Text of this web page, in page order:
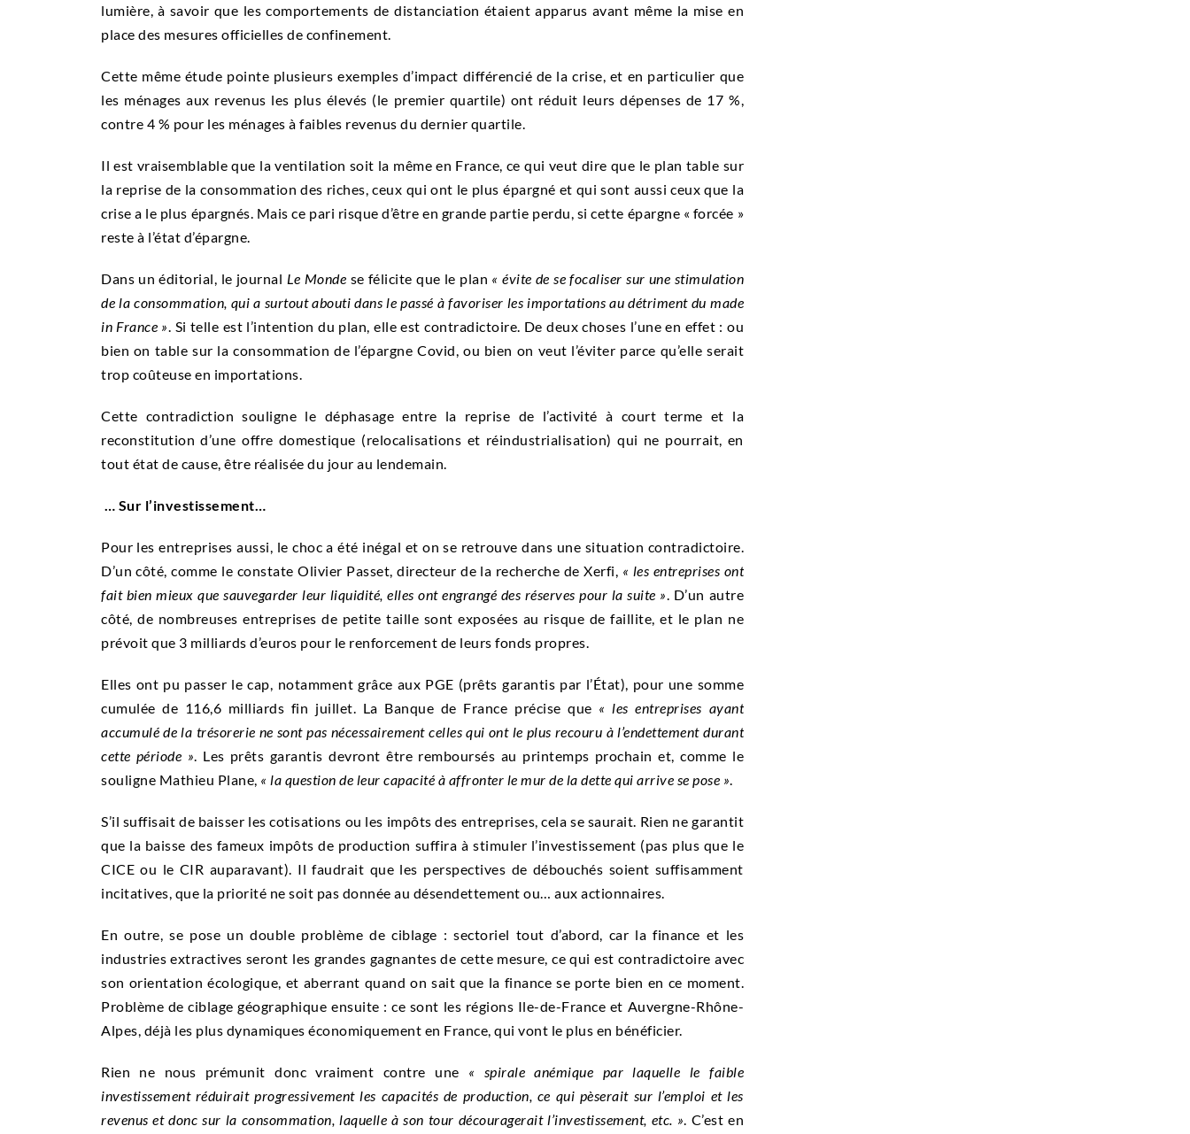
lumière, à savoir que les comportements de distanciation étaient apparus avant même la mise en
place des mesures officielles de confinement.
Cette même étude pointe plusieurs exemples d’impact différencié de la crise, et en particulier que
les ménages aux revenus les plus élevés (le premier quartile) ont réduit leurs dépenses de 17 %,
contre 4 % pour les ménages à faibles revenus du dernier quartile.
Il est vraisemblable que la ventilation soit la même en France, ce qui veut dire que le plan table sur
la reprise de la consommation des riches, ceux qui ont le plus épargné et qui sont aussi ceux que la
crise a le plus épargnés. Mais ce pari risque d’être en grande partie perdu, si cette épargne « forcée »
reste à l’état d’épargne.
Dans un éditorial, le journal Le Monde se félicite que le plan « évite de se focaliser sur une stimulation
de la consommation, qui a surtout abouti dans le passé à favoriser les importations au détriment du made
in France » . Si telle est l’intention du plan, elle est contradictoire. De deux choses l’une en effet : ou
bien on table sur la consommation de l’épargne Covid, ou bien on veut l’éviter parce qu’elle serait
trop coûteuse en importations.
Cette contradiction souligne le déphasage entre la reprise de l’activité à court terme et la
reconstitution d’une offre domestique (relocalisations et réindustrialisation) qui ne pourrait, en
tout état de cause, être réalisée du jour au lendemain.
… Sur l’investissement…
Pour les entreprises aussi, le choc a été inégal et on se retrouve dans une situation contradictoire.
D’un côté, comme le constate Olivier Passet, directeur de la recherche de Xerfi, « les entreprises ont
fait bien mieux que sauvegarder leur liquidité , elles ont engrangé des réserves pour la suite » . D’un autre
côté, de nombreuses entreprises de petite taille sont exposées au risque de faillite, et le plan ne
prévoit que 3 milliards d’euros pour le renforcement de leurs fonds propres
Elles ont pu passer le cap, notamment grâce aux PGE (prêts garantis par l’État), pour une somme
cumulée de 116,6 milliards fin juillet. La Banque de France précise que « les entreprises ayant
accumulé de la trésorerie ne sont pas nécessairement celles qui ont le plus recouru à l’endettement durant
cette période » . Les prêts garantis devront être remboursés au printemps prochain et, comme le
souligne Mathieu Plane, « la question de leur capacité à affronter le mur de la dette qui arrive se pose »
S’il suffisait de baisser les cotisations ou les impôts des entreprises, cela se saurait. Rien ne garantit
que la baisse des fameux impôts de production suffira à stimuler l’investissement (pas plus que le
CICE ou le CIR auparavant). Il faudrait que les perspectives de débouchés soient suffisamment
incitatives, que la priorité ne soit pas donnée au désendettement ou… aux actionnaires.
En outre, se pose un double problème de ciblage : sectoriel tout d’abord, car la finance et les
industries extractives seront les grandes gagnantes de cette mesure, ce qui est contradictoire avec
son orientation écologique, et aberrant quand on sait que la finance se porte bien en ce moment.
Problème de ciblage géographique ensuite : ce sont les régions Ile-de-France et Auvergne-Rhône-
Alpes, déjà les plus dynamiques économiquement en France, qui vont le plus en bénéficier.
Rien ne nous prémunit donc vraiment contre une « spirale anémique par laquelle le faible
investissement réduirait progressivement les capacités de production, ce qui pèserait sur l’emploi et les
revenus et donc sur la consommation, laquelle à son tour découragerait l’investissement, etc. » . C’est en